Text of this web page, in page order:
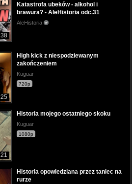
Katastrofa ubeków - alkohol i
brawura? - AleHistoria odc.31
AleHistoria
High kick z niespodziewanym
zakończeniem
Kuguar
720p
Historia mojego ostatniego skoku
Kuguar
1080p
Historia opowiedziana przez taniec na
rurze